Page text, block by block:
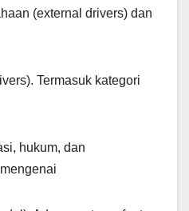
(external drivers) dan
Termasuk kategori
hukum, dan